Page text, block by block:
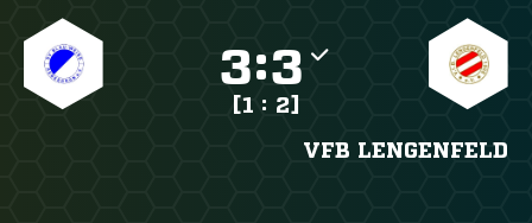
:
[1 : 2]
VFB LENGENFELD